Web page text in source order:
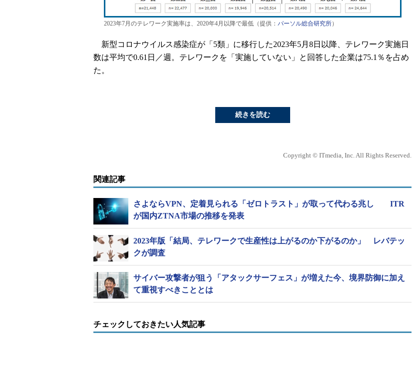
2023年7月のテレワーク実施率は、2020年4月以降で最低（提供： パーソル総合研究所）
新型コロナウイルス感染症が「5類」に移行した2023年5月8日以降、テレワーク実施日
数は平均で0.61日／週。テレワークを「実施していない」と回答した企業は75.1％を占め
た。
続きを読む
Copyright © ITmedia, Inc. All Rights Reserved.
関連記事
さよならVPN、定着見られる「ゼロトラスト」が取って代わる兆し ITR
が国内ZTNA市場の推移を発表
2023年版「結局、テレワークで生産性は上がるのか下がるのか」 レバテッ
クが調査
サイバー攻撃者が狙う「アタックサーフェス」が増えた今、境界防御に加え
て重視すべきこととは
チェックしておきたい人気記事